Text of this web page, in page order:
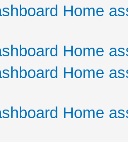
Home
Home
Home
Home